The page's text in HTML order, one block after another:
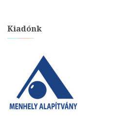
Kiadónk